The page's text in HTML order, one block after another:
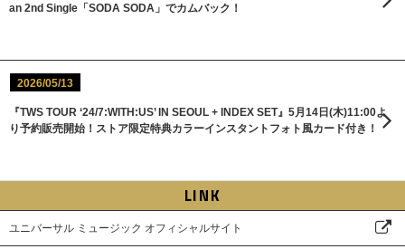
an 2nd Single「SODA SODA」でカムバック！
2026/05/13
『TWS TOUR ‘24/7:WITH:US’ IN SEOUL + INDEX SET』5月14日(木)11:00よ
り予約販売開始！ストア限定特典カラーインスタントフォト風カード付き！
LINK
ユニバーサル ミュージック オフィシャルサイト